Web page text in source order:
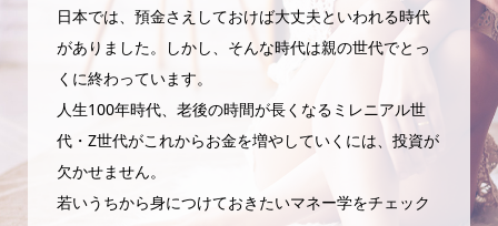
日本では、預金さえしておけば大丈夫といわれる時代
がありました。しかし、そんな時代は親の世代でとっ
くに終わっています。
人生100年時代、老後の時間が長くなるミレニアル世
代・Z世代がこれからお金を増やしていくには、投資が
欠かせません。
若いうちから身につけておきたいマネー学をチェック